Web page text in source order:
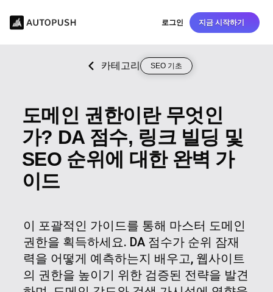
로그인 지금 시작하기
카테고리 SEO 기초
도메인 권한이란 무엇인
가? DA 점수, 링크 빌딩 및
SEO 순위에 대한 완벽 가
이드
이 포괄적인 가이드를 통해 마스터 도메인
권한을 획득하세요. DA 점수가 순위 잠재
력을 어떻게 예측하는지 배우고, 웹사이트
의 권한을 높이기 위한 검증된 전략을 발견